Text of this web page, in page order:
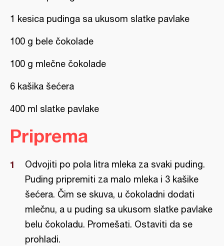
1 kesica pudinga sa ukusom slatke pavlake
100 g bele čokolade
100 g mlečne čokolade
6 kašika šećera
400 ml slatke pavlake
Priprema
Odvojiti po pola litra mleka za svaki puding.
Puding pripremiti za malo mleka i 3 kašike
šećera. Čim se skuva, u čokoladni dodati
mlečnu, a u puding sa ukusom slatke pavlake
belu čokoladu. Promešati. Ostaviti da se
prohladi.